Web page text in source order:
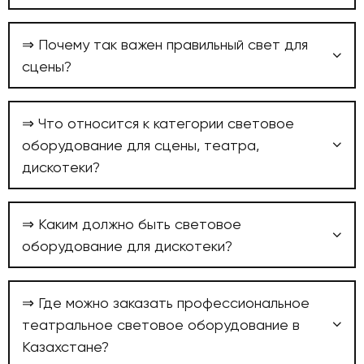
⇒ Почему так важен правильный свет для
сцены?
⇒ Что относится к категории световое
оборудование для сцены, театра,
дискотеки?
⇒ Каким должно быть световое
оборудование для дискотеки?
⇒ Где можно заказать профессиональное
театральное световое оборудование в
Казахстане?